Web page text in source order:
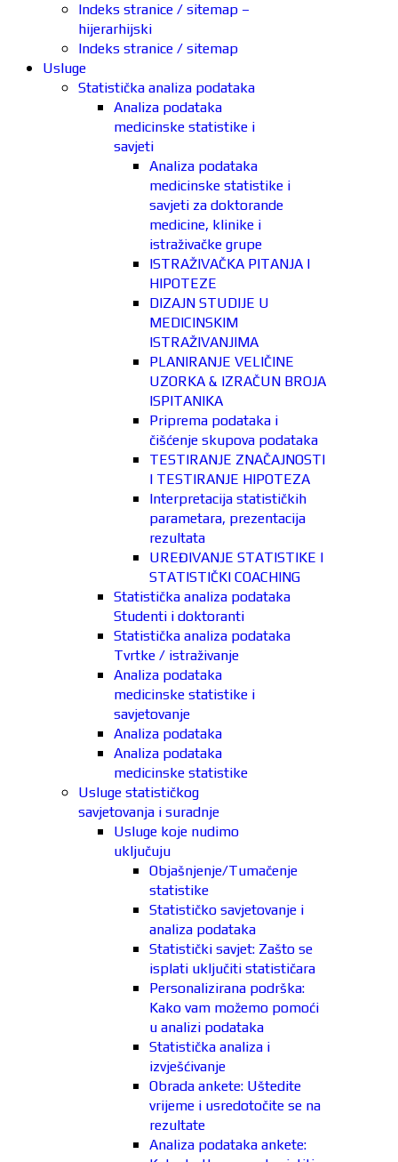
Indeks stranice / sitemap –
hijerarhijski
Indeks stranice / sitemap
Usluge
Statistička analiza podataka
Analiza podataka
medicinske statistike i
savjeti
Analiza podataka
medicinske statistike i
savjeti za doktorande
medicine, klinike i
istraživačke grupe
ISTRAŽIVAČKA PITANJA I
HIPOTEZE
DIZAJN STUDIJE U
MEDICINSKIM
ISTRAŽIVANJIMA
PLANIRANJE VELIČINE
UZORKA & IZRAČUN BROJA
ISPITANIKA
Priprema podataka i
čišćenje skupova podataka
TESTIRANJE ZNAČAJNOSTI
I TESTIRANJE HIPOTEZA
Interpretacija statističkih
parametara, prezentacija
rezultata
UREĐIVANJE STATISTIKE I
STATISTIČKI COACHING
Statistička analiza podataka
Studenti i doktoranti
Statistička analiza podataka
Tvrtke / istraživanje
Analiza podataka
medicinske statistike i
savjetovanje
Analiza podataka
Analiza podataka
medicinske statistike
Usluge statističkog
savjetovanja i suradnje
Usluge koje nudimo
uključuju
Objašnjenje/Tumačenje
statistike
Statističko savjetovanje i
analiza podataka
Statistički savjet: Zašto se
isplati uključiti statističara
Personalizirana podrška:
Kako vam možemo pomoći
u analizi podataka
Statistička analiza i
izvješćivanje
Obrada ankete: Uštedite
vrijeme i usredotočite se na
rezultate
Analiza podataka ankete: